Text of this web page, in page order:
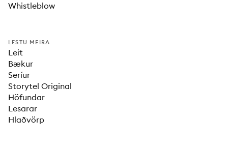
Whistleblow
LESTU MEIRA
Leit
Bækur
Seríur
Storytel Original
Höfundar
Lesarar
Hlaðvörp